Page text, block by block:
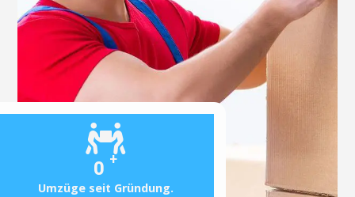
0 +
Umzüge seit Gründung.